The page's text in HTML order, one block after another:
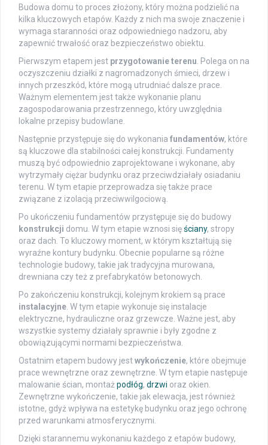
Budowa domu to proces złożony, który można podzielić na
kilka kluczowych etapów. Każdy z nich ma swoje znaczenie i
wymaga staranności oraz odpowiedniego nadzoru, aby
zapewnić trwałość oraz bezpieczeństwo obiektu.
Pierwszym etapem jest przygotowanie terenu . Polega on na
oczyszczeniu działki z nagromadzonych śmieci, drzew i
innych przeszkód, które mogą utrudniać dalsze prace.
Ważnym elementem jest także wykonanie planu
zagospodarowania przestrzennego, który uwzględnia
lokalne przepisy budowlane.
Następnie przystępuje się do wykonania fundamentów, które
są kluczowe dla stabilności całej konstrukcji. Fundamenty
muszą być odpowiednio zaprojektowane i wykonane, aby
wytrzymały ciężar budynku oraz przeciwdziałały osiadaniu
terenu. W tym etapie przeprowadza się także prace
związane z izolacją przeciwwilgociową.
Po ukończeniu fundamentów przystępuje się do budowy
konstrukcji domu. W tym etapie wznosi sięściany, stropy
oraz dach. To kluczowy moment, w którym kształtują się
wyraźne kontury budynku. Obecnie popularne są różne
technologie budowy, takie jak tradycyjna murowana,
drewniana czy też z prefabrykatów betonowych.
Po zakończeniu konstrukcji, kolejnym krokiem są prace
instalacyjne . W tym etapie wykonuje się instalacje
elektryczne, hydrauliczne oraz grzewcze. Ważne jest, aby
wszystkie systemy działały sprawnie i były zgodne z
obowiązującymi normami bezpieczeństwa.
Ostatnim etapem budowy jestwykończenie, które obejmuje
prace wewnętrzne oraz zewnętrzne. W tym etapie następuje
malowanie ścian, montaż podłóg, drzwi oraz okien.
Zewnętrzne wykończenie, takie jak elewacja, jest również
istotne, gdyż wpływa na estetykę budynku oraz jego ochronę
przed warunkami atmosferycznymi.
Dzięki starannemu wykonaniu każdego z etapów budowy,